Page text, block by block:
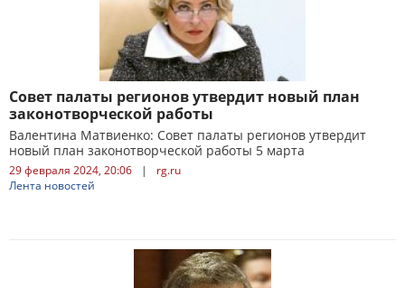
Совет палаты регионов утвердит новый план
законотворческой работы
Валентина Матвиенко: Совет палаты регионов утвердит
новый план законотворческой работы 5 марта
29 февраля 2024, 20:06 |
rg.ru
Лента новостей